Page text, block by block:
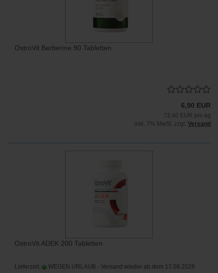
OstroVit Berberine 90 Tabletten
6,90 EUR
73,40 EUR pro kg
inkl. 7% MwSt. zzgl. Versand
OstroVit ADEK 200 Tabletten
Lieferzeit: WEGEN URLAUB - Versand wieder ab dem 17.08.2026